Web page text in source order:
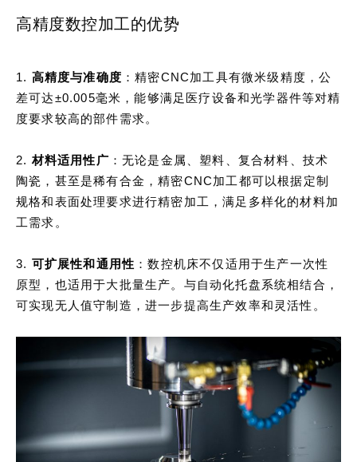
高精度数控加工的优势
1. 高精度与准确度 ：精密CNC加工具有微米级精度，公
差可达±0.005毫米，能够满足医疗设备和光学器件等对精
度要求较高的部件需求。
2.材料适用性广 ：无论是金属、塑料、复合材料、技术
陶瓷，甚至是稀有合金，精密CNC加工都可以根据定制
规格和表面处理要求进行精密加工，满足多样化的材料加
工需求。
3. 可扩展性和通用性 ：数控机床不仅适用于生产一次性
原型，也适用于大批量生产。与自动化托盘系统相结合，
可实现无人值守制造，进一步提高生产效率和灵活性。